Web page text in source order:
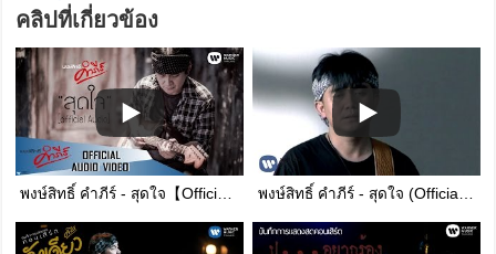
คลิปที่เกี่ยวข้อง
พงษ์สิทธิ์ คำภีร์ - สุดใจ【Official Audio】 พงษ์สิทธิ์ คำภีร์ - สุดใจ (Official Music Video)